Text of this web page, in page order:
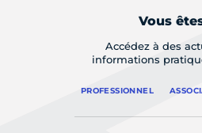
Vous
Accédez à des
informations
PROFESSIONNEL